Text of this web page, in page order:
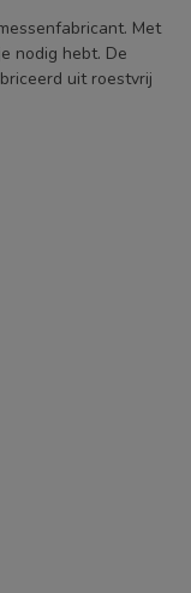
Met
nodig hebt. De
uit roestvrij